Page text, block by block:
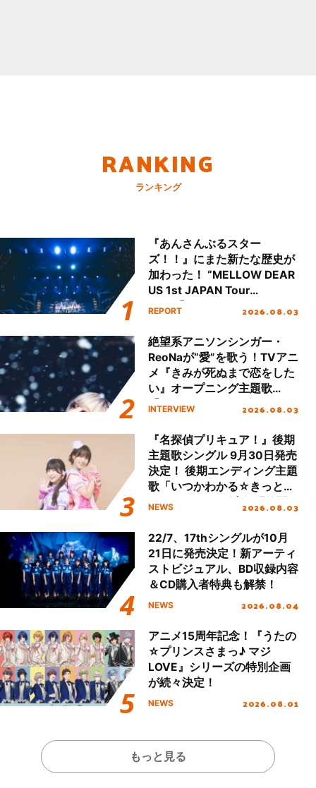
RANKING
ランキング
『あんさんぶるスター
ズ！！』にまた新たな歴史が
加わった！ “MELLOW DEAR
US 1st JAPAN Tour
Final「NICE to meet YOU
ート!!
REPORT 2026.08.03
絶望系アニソンシンガー・
ReoNaが“愛”を歌う！TVアニ
メ『きみが死ぬまで恋をした
い』オープニング主題歌
「Amore」インタビュー
INTERVIEW 2026.08.03
『名探偵プリキュア！』後期
主題歌シングル 9月30日発売
決定！ 後期エンディング主題
歌「いつかわかる☆きっとあ
える」TVサイズ先行配信開
NEWS 2026.08.03
22/7、17thシングルが10月
21日に発売決定！新アーティ
ストビジュアル、BD収録内容
＆CD購入者特典も解禁！
NEWS 2026.08.04
アニメ15周年記念！『うたの
☆プリンスさまっ♪ マジ
LOVE』シリーズの特別企画
が続々決定！
NEWS 2026.08.01
もっと見る